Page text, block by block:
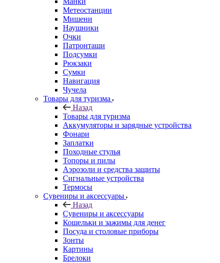
Метеостанции
Мишени
Наушники
Очки
Патронташи
Подсумки
Рюкзаки
Сумки
Навигация
Чучела
Товары для туризма
Назад
Товары для туризма
Аккумуляторы и зарядные устройства
Фонари
Заплатки
Походные стулья
Топоры и пилы
Аэрозоли и средства защиты
Сигнальные устройства
Термосы
Сувениры и аксессуары
Назад
Сувениры и аксессуары
Кошельки и зажимы для денег
Посуда и столовые приборы
Зонты
Картины
Брелоки